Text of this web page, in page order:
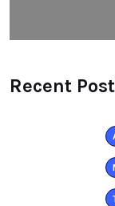
Recent Post